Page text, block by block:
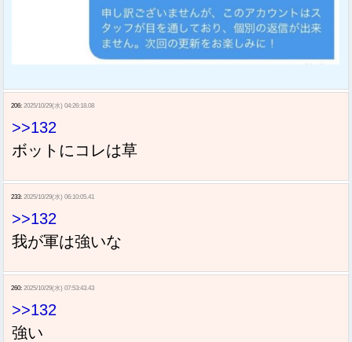
206: 2025/10/29(水) 04:26:18.08
>>132
ボットにコレは草
233: 2025/10/29(水) 06:10:05.41
>>132
我が軍は強いな
260: 2025/10/29(水) 07:53:43.43
>>132
強い